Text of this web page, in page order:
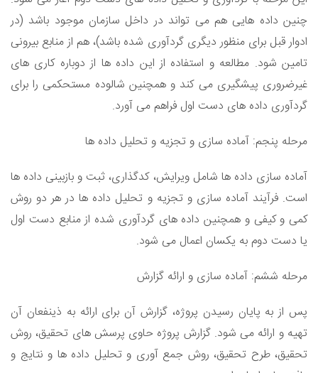
چنین داده هایی هم می تواند در داخل سازمان موجود باشد (در
ادوار قبل برای منظور دیگری گردآوری شده باشد)، هم از منابع بیرونی
تامین شود. مطالعه و استفاده از این داده ها از دوباره کاری های
غیرضروری پیشگیری می کند و همچنین شالوده مستحکمی را برای
گردآوری داده های دست اول فراهم می آورد.
مرحله پنجم: آماده سازی و تجزیه و تحلیل داده ها
آماده سازی داده ها شامل ویرایش، کدگذاری، ثبت و بازبینی داده ها
است. فرآیند آماده سازی و تجزیه و تحلیل داده ها در هر دو روش
کمی و کیفی و همچنین داده های گردآوری شده از منابع دست اول
یا دست دوم به یکسان اعمال می شود.
مرحله ششم: آماده سازی و ارائه گزارش
پس از به پایان رسیدن پروژه، گزارش آن برای ارائه به ذینفعان آن
تهیه و ارائه می شود. گزارش پروژه حاوی پرسش های تحقیق، روش
تحقیق، طرح تحقیق، روش جمع آوری و تحلیل داده ها و نتایج و